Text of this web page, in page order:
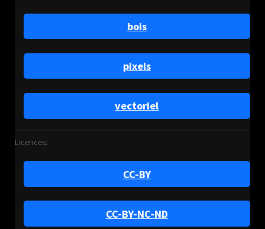
bois
pixels
vectoriel
Licences:
CC-BY
CC-BY-NC-ND